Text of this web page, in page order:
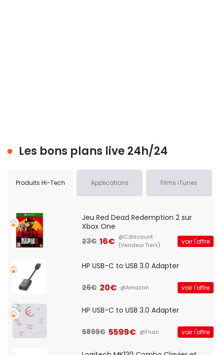
Les bons plans live 24h/24
Produits Hi-Tech Applications Films iTunes
Jeu Red Dead Redemption 2 sur
Xbox One
23€ 16€ @Cdiscount
(Vendeur Tiers)
voir l'offre
HP USB-C to USB 3.0 Adapter
26€ 20€ @Amazon voir l'offre
HP USB-C to USB 3.0 Adapter
5899€ 5599€ @Fnac voir l'offre